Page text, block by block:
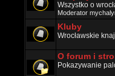
Wszystko o
Moderator
Kluby
Wrocławskie
O forum i
Pokazywanie